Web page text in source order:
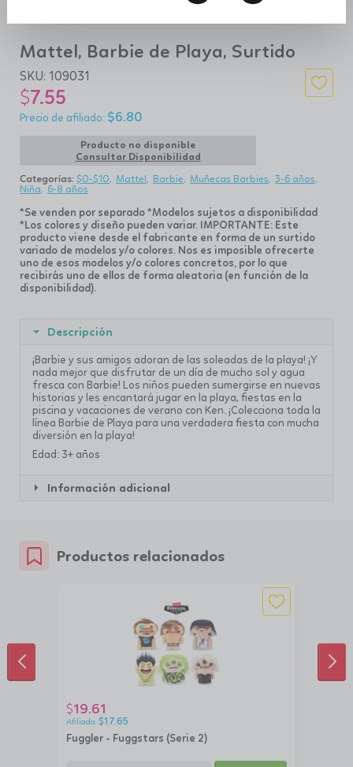
Mattel, Barbie de Playa, Surtido
SKU: 109031
$7.55
$6.80
Producto no disponible
Consultar Disponibilidad
Categorías: $0-$10 Mattel Barbie Muñecas Barbies 3-6 años
Niña
6-8 años
*Se venden por separado*Modelos sujetos a disponibilidad
*Los colores y diseño pueden variar. IMPORTANTE: Este
producto viene desde el fabricante en forma de un surtido
variado de modelos y/o colores. Nos es imposible ofrecerte
uno de esos modelos y/o colores concretos, por lo que
recibirás uno de ellos de forma aleatoria (en función de la
disponibilidad).
Descripción
¡Barbie y sus amigos adoran de las soleadas de la playa! ¡Y
nada mejor que disfrutar de un día de mucho sol y agua
fresca con Barbie! Los niños pueden sumergirse en nuevas
historias y les encantará jugar en la playa, fiestas en la
piscina y vacaciones de verano con Ken. ¡Colecciona toda la
línea Barbie de Playa para una verdadera fiesta con mucha
diversión en la playa!
Edad: 3+ años
Información adicional
Productos relacionados
Fuggler - Fuggstars (Serie 2)
$19.61
$17.65
ANTERIOR